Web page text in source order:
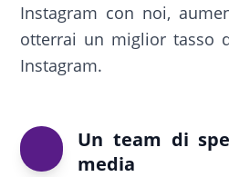
Instagram con noi,
otterrai un miglior tasso
Instagram.
Un team di
media